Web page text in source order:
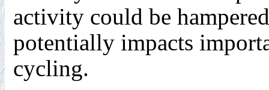
activity could be
potentially impacts
cycling.